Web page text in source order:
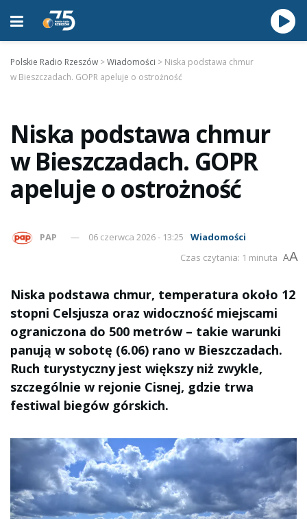
Polskie Radio Rzeszów >Wiadomości > Niska podstawa chmur
w Bieszczadach. GOPR apeluje o ostrożność
Niska podstawa chmur
w Bieszczadach. GOPR
apeluje o ostrożność
PAP 06 czerwca 2026 - 13:25
Wiadomości
Czas czytania: 1 minuta AA
Niska podstawa chmur, temperatura około 12
stopni Celsjusza oraz widoczność miejscami
ograniczona do 500 metrów – takie warunki
panują w sobotę (6.06) rano w Bieszczadach.
Ruch turystyczny jest większy niż zwykle,
szczególnie w rejonie Cisnej, gdzie trwa
festiwal biegów górskich.